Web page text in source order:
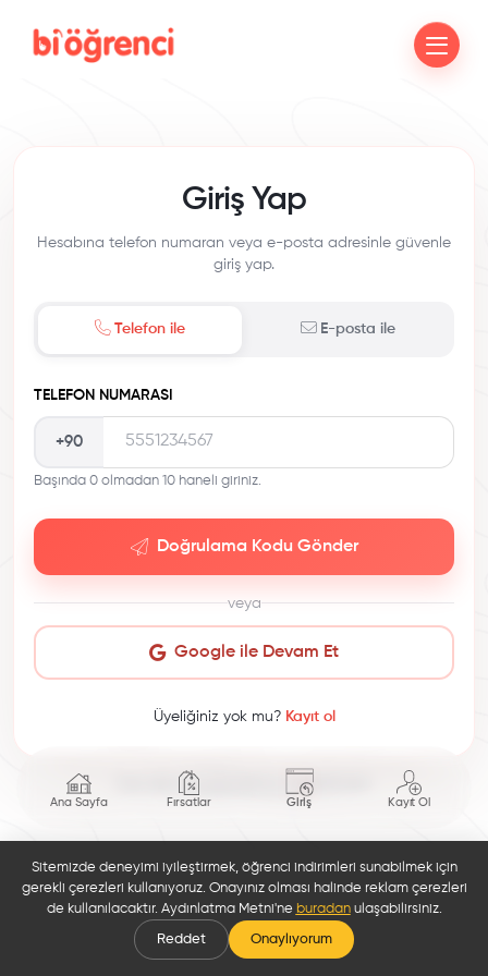
Ana Sayfa Fırsatlar Giriş Kayıt Ol
Giriş Yap
Hesabına telefon numaran veya e-posta adresinle güvenle
giriş yap.
Telefon ile E-posta ile
TELEFON NUMARASI
+90
Başında 0 olmadan 10 haneli giriniz.
Doğrulama Kodu Gönder
veya
Google ile Devam Et
Üyeliğiniz yok mu? Kayıt ol
This site is protected by reCAPTCHA.
Sitemizde deneyimi iyileştirmek, öğrenci indirimleri sunabilmek için
gerekli çerezleri kullanıyoruz. Onayınız olması halinde reklam çerezleri
de kullanılacaktır. Aydınlatma Metni'ne buradanulaşabilirsiniz.
Reddet Onaylıyorum